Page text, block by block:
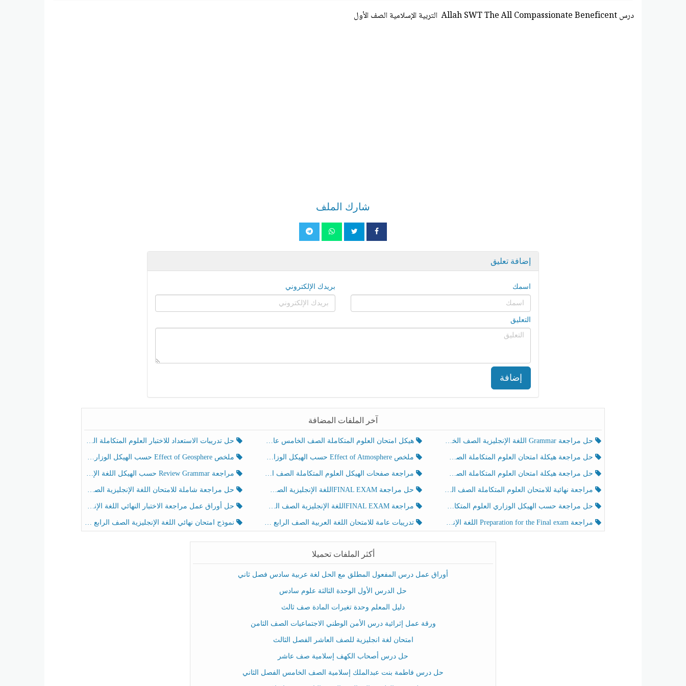
درس Allah SWT The All Compassionate Beneficent التربية الإسلامية الصف الأول
شارك الملف
إضافة تعليق
اسمك بريدك الإلكتروني
التعليق
إضافة
آخر الملفات المضافة
حل مراجعة Grammar اللغة الإنجليزية الصف الخامس الفصل الثالث هيكل امتحان العلوم المتكاملة الصف الخامس عام الفصل الدراسي الثالث 2025-2026 حل تدريبات الاستعداد للاختبار العلوم المتكاملة الصف الخامس عام الفصل الثالث
حل مراجعة هيكلة امتحان العلوم المتكاملة الصف الخامس انسبير الفصل الثالث ملخص Effect of Atmosphere حسب الهيكل الوزاري العلوم المتكاملة الصف الخامس انسبير الفصل الثالث ملخص Effect of Geosphere حسب الهيكل الوزاري العلوم المتكاملة الصف الخامس انسبير الفصل الثالث
حل مراجعة هيكلة امتحان العلوم المتكاملة الصف الخامس عام الفصل الثالث مراجعة صفحات الهيكل العلوم المتكاملة الصف الخامس انسبير الفصل الثالث مراجعة Review Grammar حسب الهيكل اللغة الإنجليزية الصف الخامس الفصل الثالث
مراجعة نهائية للامتحان العلوم المتكاملة الصف الخامس انسبير الفصل الثالث حل مراجعة FINAL EXAMاللغة الإنجليزية الصف الخامس الفصل الثالث حل مراجعة شاملة للامتحان اللغة الإنجليزية الصف الخامس الفصل الثالث
حل مراجعة حسب الهيكل الوزاري العلوم المتكاملة الصف الخامس عام الفصل الثالث مراجعة FINAL EXAMاللغة الإنجليزية الصف الخامس الفصل الثالث حل أوراق عمل مراجعة الاختبار النهائي اللغة الإنجليزية الصف الرابع الفصل الثالث
مراجعة Preparation for the Final exam اللغة الإنجليزية الصف الرابع الفصل الثالث تدريبات عامة للامتحان اللغة العربية الصف الرابع الفصل الثالث نموذج امتحان نهائي اللغة الإنجليزية الصف الرابع الفصل الثالث
أكثر الملفات تحميلا
أوراق عمل درس المفعول المطلق مع الحل لغة عربية سادس فصل ثاني
حل الدرس الأول الوحدة الثالثة علوم سادس
دليل المعلم وحدة تغيرات المادة صف ثالث
ورقة عمل إثرائية درس الأمن الوطني الاجتماعيات الصف الثامن
امتحان لغة انجليزية للصف العاشر الفصل الثالث
حل درس أصحاب الكهف إسلامية صف عاشر
حل درس فاطمة بنت عبدالملك إسلامية الصف الخامس الفصل الثاني